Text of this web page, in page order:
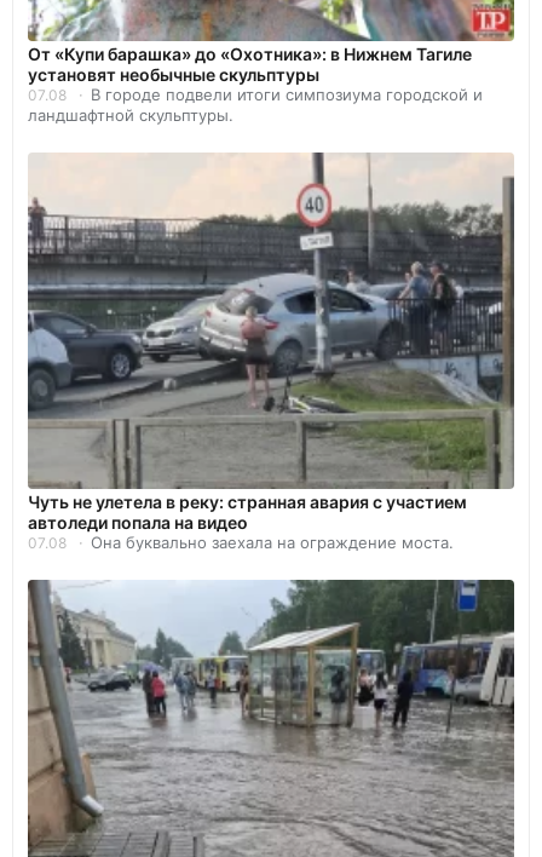
От «Купи барашка» до «Охотника»: в Нижнем Тагиле
установят необычные скульптуры
07.08
В городе подвели итоги симпозиума городской и
ландшафтной скульптуры.
Чуть не улетела в реку: странная авария с участием
автоледи попала на видео
07.08 Она буквально заехала на ограждение моста.